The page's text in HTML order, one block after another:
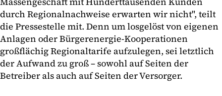
durch Regionalnachweise erwarten wir nicht", teilt
die Pressestelle mit. Denn um losgelöst von eigenen
Anlagen oder Bürgerenergie-Kooperationen
großflächig Regionaltarife aufzulegen, sei letztlich
der Aufwand zu groß – sowohl auf Seiten der
Betreiber als auch auf Seiten der Versorger.